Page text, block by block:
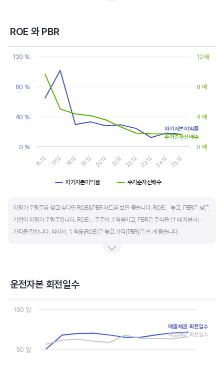
주당배당금의 비율입니다. 예를 들어 A 주식을 주당 100 달러에 매수하고 주당배당금으로
높을수록 좋습니다.
ROE 와 PBR
Chart
Line chart with 2 lines.
The chart has 1 X axis displaying categories.
The chart has 2 Y axes displaying values, and values.
자기자본이익률 주가순자산배수
16.12 17.12 18.12 19.12 20.12 21.12 22.12 23.12 24.12 25.12
0 %
40 %
80 %
120 %
0 배
4 배
8 배
12 배
자기자본이익률
주가순자산배수
저평가 우량주를 찾고 싶다면 ROE&PBR 차트를 보면 좋습니다. ROE는 높고, PBR은 낮은
기업이 저평가 우량주입니다. ROE는 주주의 수익률이고, PBR은 주식을 살 때 지불하는
가격을 말합니다. 따라서, 수익률(ROE)은 높고 가격(PBR)은 싼 게 좋습니다.
운전자본 회전일수
Chart
Line chart with 3 lines.
The chart has 2 Y axes displaying values, and values.
50 일
100 일
매출채권 회전일수
매입채무 회전일수